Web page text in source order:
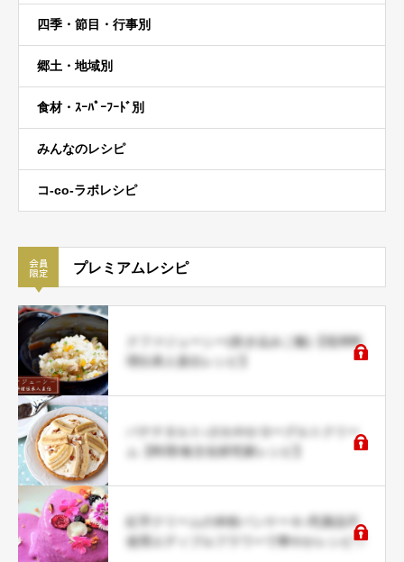
四季・節目・行事別
郷土・地域別
食材・ｽｰﾊﾟｰﾌｰﾄﾞ別
みんなのレシピ
コ-co-ラボレシピ
プレミアムレシピ
クファジューシー(炊き込みご飯)【琉球料
理伝承人直伝レシピ】
バナナタルト♪さわやかヨーグルトクリー
ム【料理/食文化研究家レシピ】
紅芋クリームの米粉パンケーキ♪乳製品不
使用エディブルフラワーで華やかレシピ♡